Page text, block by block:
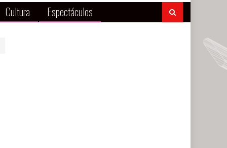
Cultura Espectáculos